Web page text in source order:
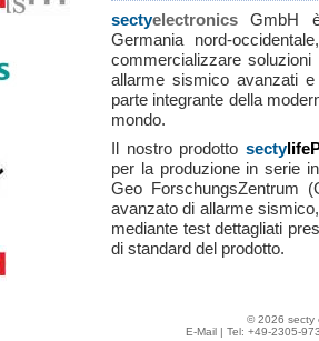
sectyelectronics GmbH
Germania nord-
commercializzare
allarme sismico avanzati
parte integrante della
mondo.
Il nostro prodotto secty
per la produzione in serie
Geo ForschungsZentrum
avanzato di allarme
mediante test dettagliati
di standard del prodotto.
© 2026 secty
E-Mail | Tel: +49-2305-